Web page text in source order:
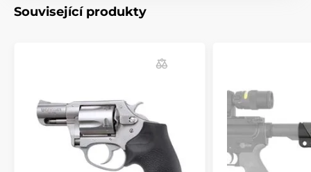
- Střenky budou vždy těsně přiléhat k rámu střelné
neklouzavý, nedráždivý vzor.
- Tvarováno z moderního odolného kaučuku, který je
nepropustný pro všechny oleje a rozpouštědla.
- Snadná instalace. Nasazení možné během několika
- poskytuje roky spolehlivé služby.
Související produkty